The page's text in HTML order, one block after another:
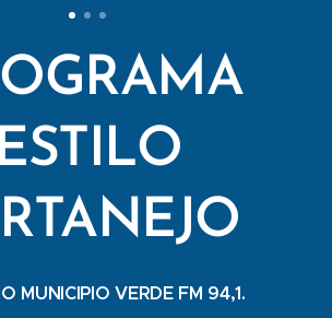
ESTILO
MUNICIPIO VERDE FM 94,1.